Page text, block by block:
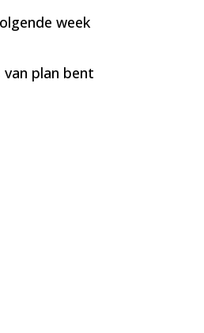
week
plan bent